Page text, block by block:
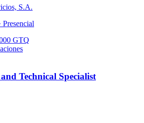
S.A.
Presencial
GTQ
Technical Specialist